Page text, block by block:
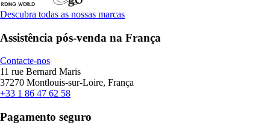
Descubra todas as nossas marcas
Assistência pós-venda na França
Contacte-nos
11 rue Bernard Maris
37270 Montlouis-sur-Loire, França
+33 1 86 47 62 58
Pagamento seguro